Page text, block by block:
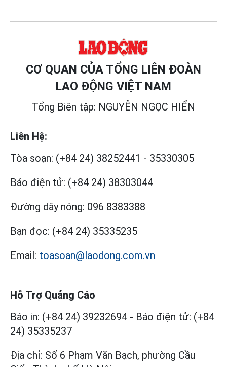
CƠ QUAN CỦA TỔNG LIÊN ĐOÀN
LAO ĐỘNG VIỆT NAM
Tổng Biên tập: NGUYỄN NGỌC HIỂN
Liên Hệ:
Tòa soạn: (+84 24) 38252441 - 35330305
Báo điện tử: (+84 24) 38303044
Đường dây nóng: 096 8383388
Bạn đọc: (+84 24) 35335235
Email: toasoan@laodong.com.vn
Hỗ Trợ Quảng Cáo
Báo in: (+84 24) 39232694 - Báo điện tử: (+84
24) 35335237
Địa chỉ: Số 6 Phạm Văn Bạch, phường Cầu